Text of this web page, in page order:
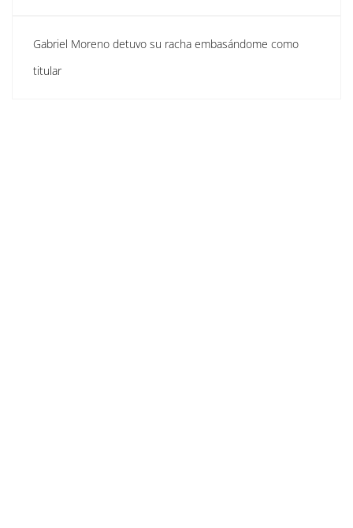
Gabriel Moreno detuvo su racha embasándome como
titular